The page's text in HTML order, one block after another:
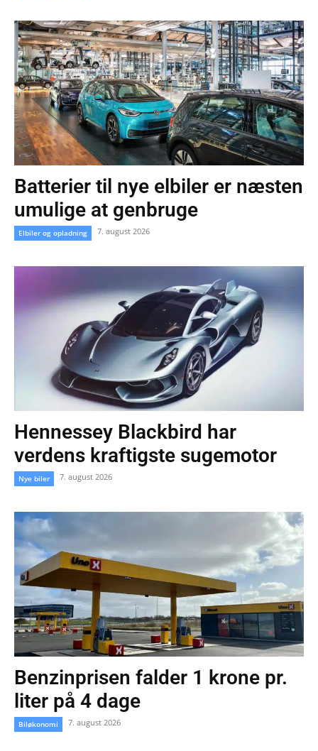
Batterier til nye elbiler er næsten
umulige at genbruge
Elbiler og opladning 7. august 2026
Hennessey Blackbird har
verdens kraftigste sugemotor
Nye biler 7. august 2026
Benzinprisen falder 1 krone pr.
liter på 4 dage
Biløkonomi 7. august 2026